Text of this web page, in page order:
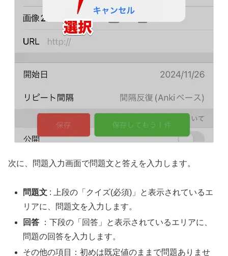
次に、問題入力画面で問題文と答えを入力します。
問題文 : 上段の「クイズ(必須)」と表示されているエ
リアに、問題文を入力します。
回答 ：下段の「回答」と表示されているエリアに、
問題の回答を入力します。
その他の項目：初めは既定値のままで問題ありませ